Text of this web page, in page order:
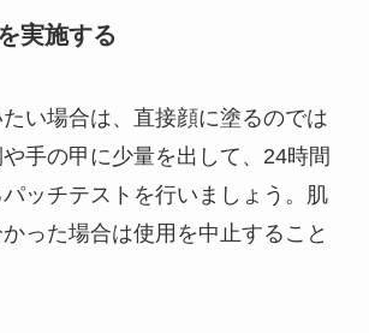
実施する
い場合は、直接顔に塗るのでは
手の甲に少量を出して、24時間
ッチテストを行いましょう。肌
った場合は使用を中止すること